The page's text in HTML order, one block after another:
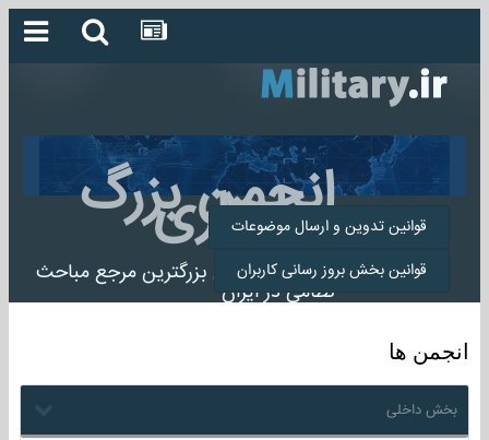
انجمن بزرگ
میلیتاری
انجمن میلیتاری بزرگترین مرجع مباحث
نظامی در ایران
قوانین تدوین و ارسال موضوعات
قوانین بخش بروز رسانی کاربران
انجمن ها
بخش داخلی